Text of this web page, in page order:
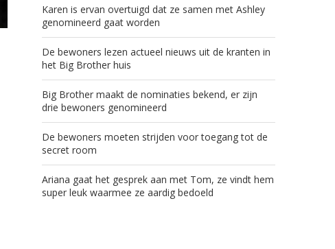
Karen is ervan overtuigd dat ze samen met Ashley
genomineerd gaat worden
De bewoners lezen actueel nieuws uit de kranten in
het Big Brother huis
Big Brother maakt de nominaties bekend, er zijn
drie bewoners genomineerd
De bewoners moeten strijden voor toegang tot de
secret room
Ariana gaat het gesprek aan met Tom, ze vindt hem
super leuk waarmee ze aardig bedoeld